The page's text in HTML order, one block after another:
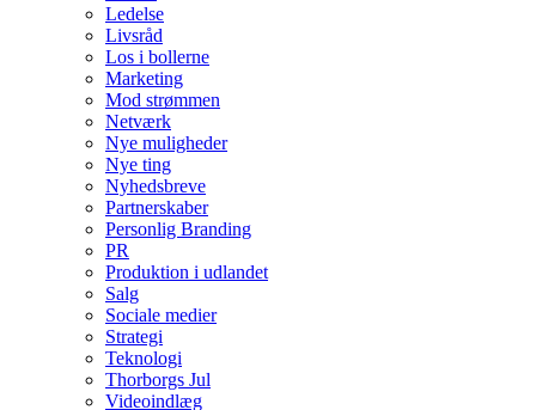
Ledelse
Livsråd
Los i bollerne
Marketing
Mod strømmen
Netværk
Nye muligheder
Nye ting
Nyhedsbreve
Partnerskaber
Personlig Branding
PR
Produktion i udlandet
Salg
Sociale medier
Strategi
Teknologi
Thorborgs Jul
Videoindlæg